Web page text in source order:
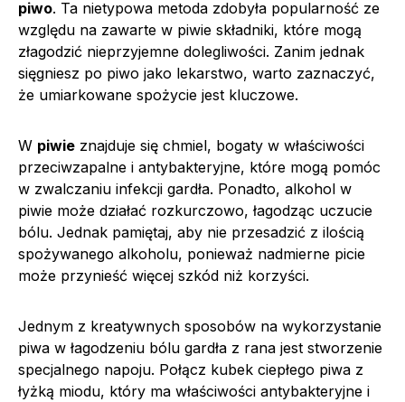
piwo. Ta nietypowa metoda zdobyła popularność ze
względu na zawarte w piwie składniki, które mogą
złagodzić nieprzyjemne dolegliwości. Zanim jednak
sięgniesz po piwo jako lekarstwo, warto zaznaczyć,
że umiarkowane spożycie jest kluczowe.
W piwie znajduje się chmiel, bogaty w właściwości
przeciwzapalne i antybakteryjne, które mogą pomóc
w zwalczaniu infekcji gardła. Ponadto, alkohol w
piwie może działać rozkurczowo, łagodząc uczucie
bólu. Jednak pamiętaj, aby nie przesadzić z ilością
spożywanego alkoholu, ponieważ nadmierne picie
może przynieść więcej szkód niż korzyści.
Jednym z kreatywnych sposobów na wykorzystanie
piwa w łagodzeniu bólu gardła z rana jest stworzenie
specjalnego napoju. Połącz kubek ciepłego piwa z
łyżką miodu, który ma właściwości antybakteryjne i